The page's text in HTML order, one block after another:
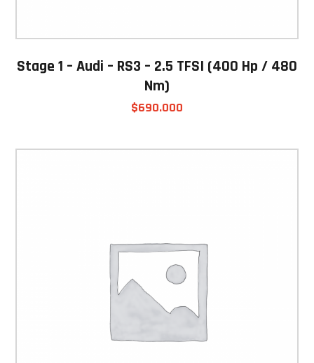
Stage 1 – Audi – RS3 – 2.5 TFSI (400 Hp / 480
Nm)
$690.000